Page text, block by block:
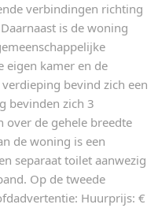
verbindingen richting
is de woning
eigen kamer en de
bevind zich een
bevinden zich 3
over de gehele breedte
de woning is een
separaat toilet aanwezig
Op de tweede
Huurprijs: €